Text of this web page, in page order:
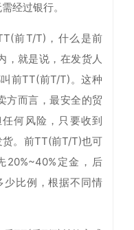
经过银行。
前T/T)，什么是前
，就是说，在发货人
前TT(前T/T)。这种
方而言，最安全的贸
何风险，只要收到
。前TT(前T/T)也可
20%~40%定金，后
少比例，根据不同情